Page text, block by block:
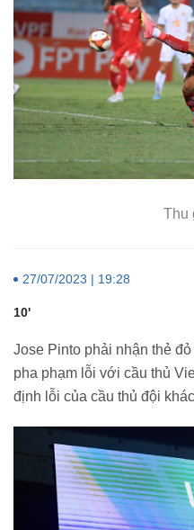
Thu
27/07/2023 | 19:28
10'
Jose Pinto phải nhận thẻ
pha phạm lỗi với cầu thủ
định lỗi của cầu thủ đội